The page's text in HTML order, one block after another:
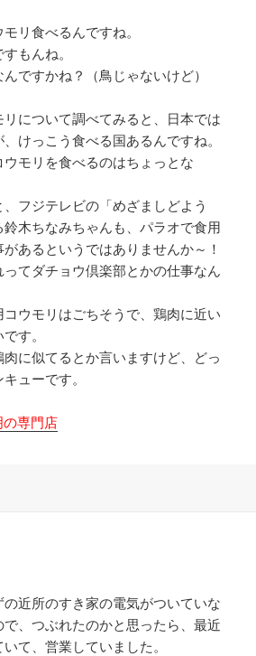
リ食べるんですね。
もんね。
ですかね？（鳥じゃないけど）
リについて調べてみると、日本では
けっこう食べる国あるんですね。
モリを食べるのはちょっとな
フジテレビの「めざましどよう
木ちなみちゃんも、パラオで食用
あるというではありませんか～！
てダチョウ倶楽部とかの仕事なん
ウモリはごちそうで、鶏肉に近い
す。
に似てるとか言いますけど、どっ
ューです。
専門店
の近所のすき家の電気がついていな
、つぶれたのかと思ったら、最近
て、営業していました。